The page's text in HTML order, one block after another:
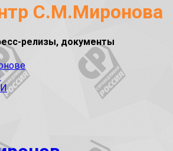
С.М.Миронова
релизы, документы